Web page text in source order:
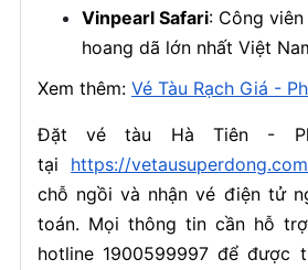
Vinpearl Safari: Công
hoang dã lớn nhất Việt
Xem thêm: Vé Tàu Rạch Giá -
Đặt vé tàu Hà Tiên -
tại https://
chỗ ngồi và nhận vé điện tử
toán. Mọi thông tin cần hỗ
hotline 1900599997 để được